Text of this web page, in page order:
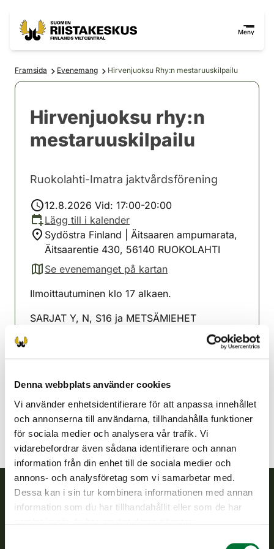
Denna webbplats använder cookies
Vi använder enhetsidentifierare för att anpassa innehållet
och annonserna till användarna, tillhandahålla funktioner
för sociala medier och analysera vår trafik. Vi
vidarebefordrar även sådana identifierare och annan
information från din enhet till de sociala medier och
annons- och analysföretag som vi samarbetar med.
Dessa kan i sin tur kombinera informationen med annan
information som du har tillhandahållit eller som de har
Meny
Framsida Evenemang Hirvenjuoksu Rhy:n mestaruuskilpailu
Hirvenjuoksu rhy:n
mestaruuskilpailu
Ruokolahti-Imatra jaktvårdsförening
12.8.2026 Vid: 17:00-20:00
Lägg till i kalender
Sydöstra Finland | Äitsaaren ampumarata,
Äitsaarentie 430, 56140 RUOKOLAHTI
Se evenemanget på kartan
(avautuu uuteen välilehteen)
Ilmoittautuminen klo 17 alkaen.
SARJAT Y, N, S16 ja METSÄMIEHET
Ruokolahti-Imatra jaktvårdsförening
Sydöstra Finland
ruokolahti-imatra@rhy.riista.fi
Finlands viltcentral
Finlands viltcentral främjar en hållbar vilthushållning, stöder